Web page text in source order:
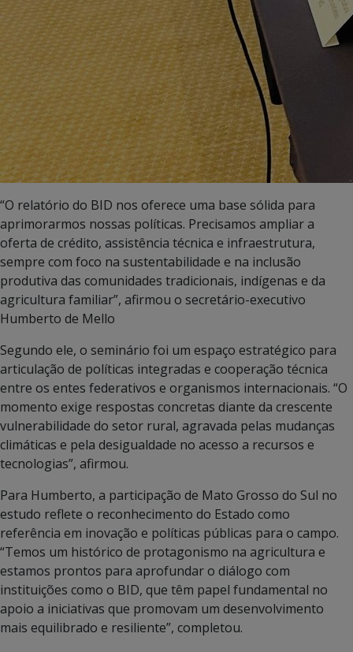
“O relatório do BID nos oferece uma base sólida para
aprimorarmos nossas políticas. Precisamos ampliar a
oferta de crédito, assistência técnica e infraestrutura,
sempre com foco na sustentabilidade e na inclusão
produtiva das comunidades tradicionais, indígenas e da
agricultura familiar”, afirmou o secretário-executivo
Humberto de Mello
Segundo ele, o seminário foi um espaço estratégico para
articulação de políticas integradas e cooperação técnica
entre os entes federativos e organismos internacionais. “O
momento exige respostas concretas diante da crescente
vulnerabilidade do setor rural, agravada pelas mudanças
climáticas e pela desigualdade no acesso a recursos e
tecnologias”, afirmou.
Para Humberto, a participação de Mato Grosso do Sul no
estudo reflete o reconhecimento do Estado como
referência em inovação e políticas públicas para o campo.
“Temos um histórico de protagonismo na agricultura e
estamos prontos para aprofundar o diálogo com
instituições como o BID, que têm papel fundamental no
apoio a iniciativas que promovam um desenvolvimento
mais equilibrado e resiliente”, completou.